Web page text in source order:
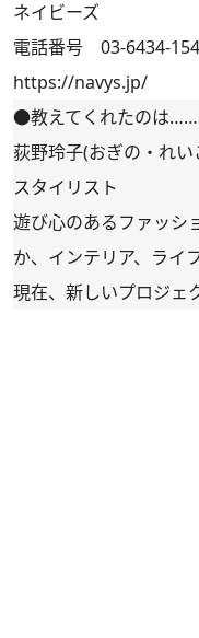
ネイビーズ
電話番号 03-6434-
https://navys.jp/
●教えてくれたのは……
荻野玲子(おぎの・れい
スタイリスト
遊び心のあるファッシ
か、インテリア、ライ
現在、新しいプロジェ